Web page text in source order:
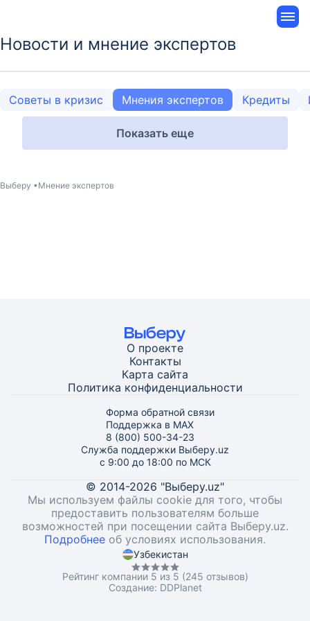
Новости и мнение экспертов
Советы в кризис Мнения экспертов Кредиты
Показать еще
Выберу Мнение экспертов
О проекте
Контакты
Карта сайта
Политика конфиденциальности
Форма обратной связи
Поддержка в MAX
8 (800) 500-34-23
Служба поддержки Выберу.uz
с 9:00 до 18:00 по МСК
© 2014-2026 "Выберу.uz"
Мы используем файлы cookie для того, чтобы
предоставить пользователям больше
возможностей при посещении сайта Выберу.uz.
Подробнее об условиях использования.
Узбекистан
Рейтинг компании 5 из 5 (245 отзывов)
Создание: DDPlanet